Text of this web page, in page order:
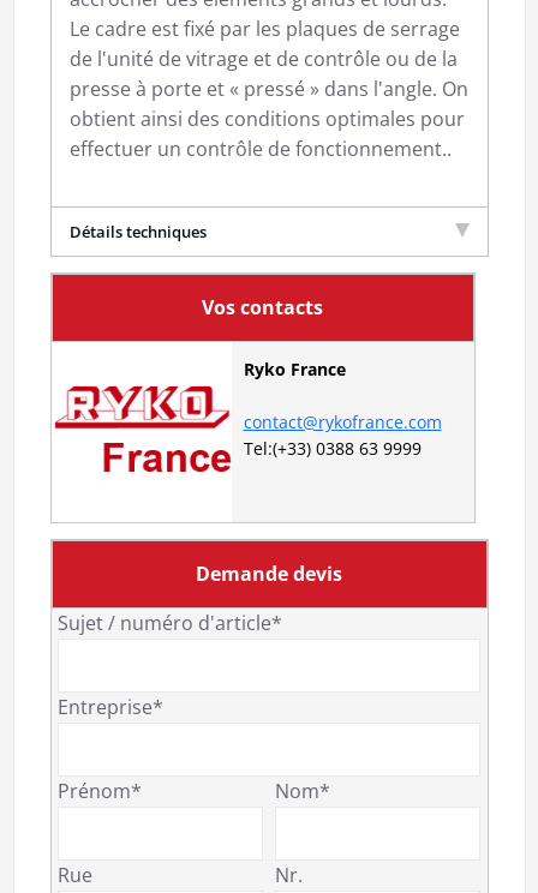
Le cadre est fixé par les plaques de serrage
de l'unité de vitrage et de contrôle ou de la
presse à porte et « pressé » dans l'angle. On
obtient ainsi des conditions optimales pour
effectuer un contrôle de fonctionnement..
Détails techniques
Vos contacts
Ryko France
contact@rykofrance.com
Tel:(+33) 0388 63 9999
Demande devis
Sujet / numéro d'article*
Entreprise*
Prénom* Nom*
Rue Nr.